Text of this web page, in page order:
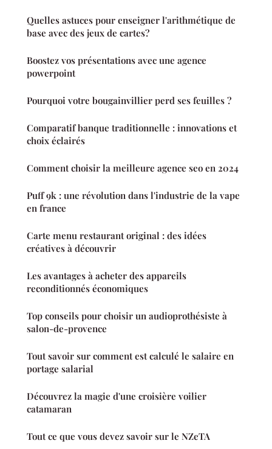
Quelles astuces pour enseigner l'arithmétique de
base avec des jeux de cartes?
Boostez vos présentations avec une agence
powerpoint
Pourquoi votre bougainvillier perd ses feuilles ?
Comparatif banque traditionnelle : innovations et
choix éclairés
Comment choisir la meilleure agence seo en 2024
Puff 9k : une révolution dans l'industrie de la vape
en france
Carte menu restaurant original : des idées
créatives à découvrir
Les avantages à acheter des appareils
reconditionnés économiques
Top conseils pour choisir un audioprothésiste à
salon-de-provence
Tout savoir sur comment est calculé le salaire en
portage salarial
Découvrez la magie d'une croisière voilier
catamaran
Tout ce que vous devez savoir sur le NZeTA